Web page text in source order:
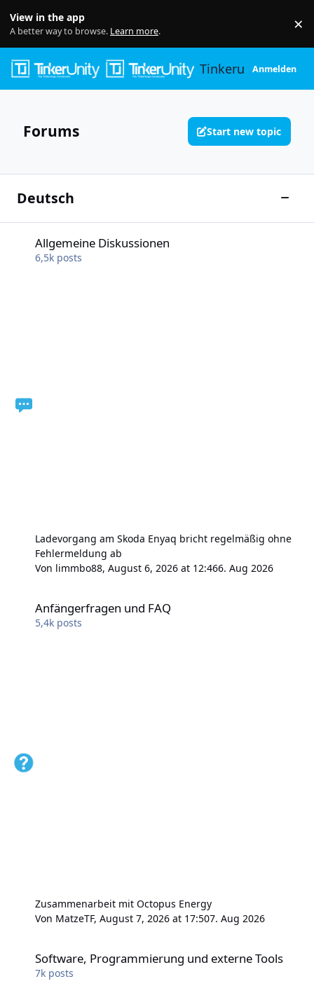
View in the app
A better way to browse. Learn more. ×
TinkerunityAnmelden
Forums Start new topic
Deutsch
Allgemeine Diskussionen
6,5k posts
Ladevorgang am Skoda Enyaq bricht regelmäßig ohne
Fehlermeldung ab
Von limmbo88,August 6, 2026 at 12:466. Aug 2026
Anfängerfragen und FAQ
5,4k posts
Zusammenarbeit mit Octopus Energy
Von MatzeTF,August 7, 2026 at 17:507. Aug 2026
Software, Programmierung und externe Tools
7k posts